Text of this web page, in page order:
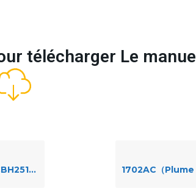
télécharger Le manuel
Ar